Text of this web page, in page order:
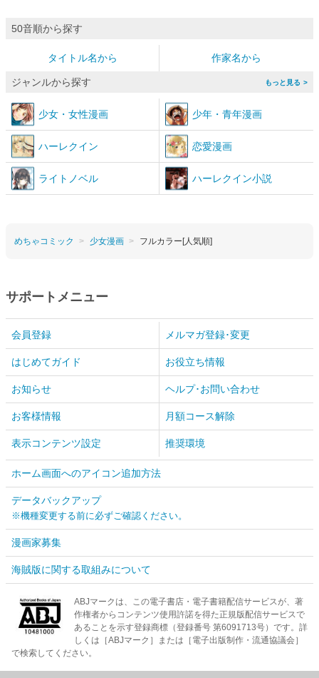
50音順から探す
タイトル名から 作家名から
ジャンルから探す >
少女 ・ 女性漫画 少年 ・ 青年漫画
ハーレクイン 恋愛漫画
ライトノベル ハーレクイン小説
めちゃコミック 少女漫画 フルカラー[人気順]
サポートメニュー
会員登録 メルマガ登録･変更
はじめてガイド お役立ち情報
お知らせ ヘルプ･お問い合わせ
お客様情報 月額コース解除
表示コンテンツ設定 推奨環境
ホーム画面へのアイコン追加方法
データバックアップ
※機種変更する前に必ずご確認ください。
漫画家募集
海賊版に関する取組みについて
ABJマークは、この電子書店・電子書籍配信サービスが、著
作権者からコンテンツ使用許諾を得た正規版配信サービスで
あることを示す登録商標（登録番号 第6091713号）です。詳
しくは［ABJマーク］または［電子出版制作・流通協議会］
で検索してください。